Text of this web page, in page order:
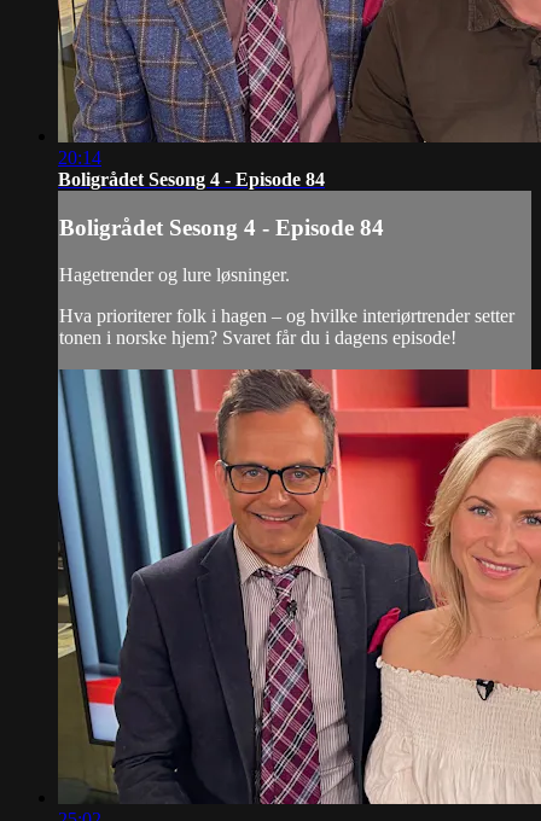
20:14
Boligrådet Sesong 4 - Episode 84
Boligrådet Sesong 4 - Episode 84
Hagetrender og lure løsninger.
Hva prioriterer folk i hagen – og hvilke interiørtrender setter
tonen i norske hjem? Svaret får du i dagens episode!